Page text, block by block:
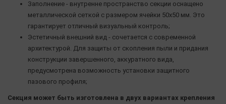
Заполнение - внутренне пространство секции оснащено
металлической сеткой с размером ячейки 50х50 мм. Это
гарантирует отличный визуальный контроль;
Эстетичный внешний вид - сочетается с современной
архитектурой. Для защиты от скопления пыли и придания
конструкции завершенного, аккуратного вида,
предусмотрена возможность установки защитного
пазового профиля;
Секция может быть изготовлена в двух вариантах крепления